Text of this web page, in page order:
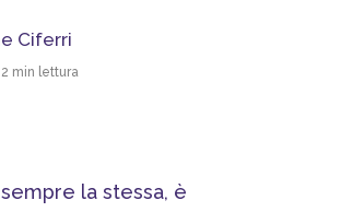
Ciferri
min lettura
la stessa, è